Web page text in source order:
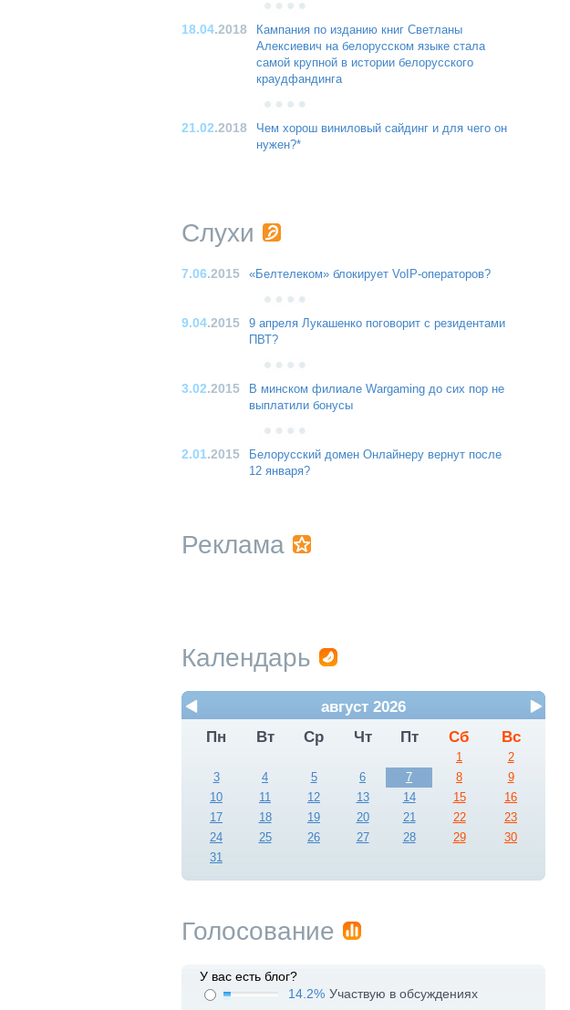
18.04.2018
Кампания по изданию книг Светланы
Алексиевич на белорусском языке стала
самой крупной в истории белорусского
краудфандинга
21.02.2018
Чем хорош виниловый сайдинг и для чего он
нужен?*
Слухи
7.06.2015 «Белтелеком» блокирует VoIP-операторов?
9.04.2015
9 апреля Лукашенко поговорит с резидентами
ПВТ?
3.02.2015
В минском филиале Wargaming до сих пор не
выплатили бонусы
2.01.2015
Белорусский домен Онлайнеру вернут после
12 января?
Реклама
Календарь
август 2026
Пн
Вт Ср Чт Пт Сб Вс
1
2
3
4 5 6 7 8
9
10
11 12 13 14 15
16
17
18 19 20 21 22
23
24
25 26 27 28 29
30
31
Голосование
У вас есть блог?
14.2% Участвую в обсуждениях